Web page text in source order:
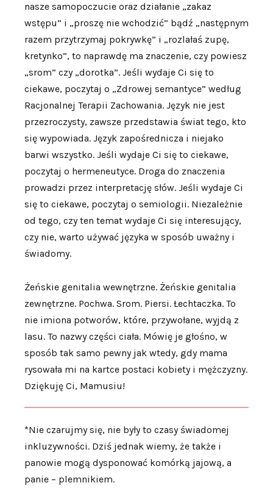
nasze samopoczucie oraz działanie „zakaz
wstępu” i „proszę nie wchodzić” bądź „następnym
razem przytrzymaj pokrywkę” i „rozlałaś zupę,
kretynko”, to naprawdę ma znaczenie, czy powiesz
„srom” czy „dorotka”. Jeśli wydaje Ci się to
ciekawe, poczytaj o „Zdrowej semantyce” według
Racjonalnej Terapii Zachowania. Język nie jest
przezroczysty, zawsze przedstawia świat tego, kto
się wypowiada. Język zapośrednicza i niejako
barwi wszystko. Jeśli wydaje Ci się to ciekawe,
poczytaj o hermeneutyce. Droga do znaczenia
prowadzi przez interpretację słów. Jeśli wydaje Ci
się to ciekawe, poczytaj o semiologii. Niezależnie
od tego, czy ten temat wydaje Ci się interesujący,
czy nie, warto używać języka w sposób uważny i
świadomy.
Żeńskie genitalia wewnętrzne. Żeńskie genitalia
zewnętrzne. Pochwa. Srom. Piersi. Łechtaczka. To
nie imiona potworów, które, przywołane, wyjdą z
lasu. To nazwy części ciała. Mówię je głośno, w
sposób tak samo pewny jak wtedy, gdy mama
rysowała mi na kartce postaci kobiety i mężczyzny.
Dziękuję Ci, Mamusiu!
*Nie czarujmy się, nie były to czasy świadomej
inkluzywności. Dziś jednak wiemy, że także i
panowie mogą dysponować komórką jajową, a
panie – plemnikiem.